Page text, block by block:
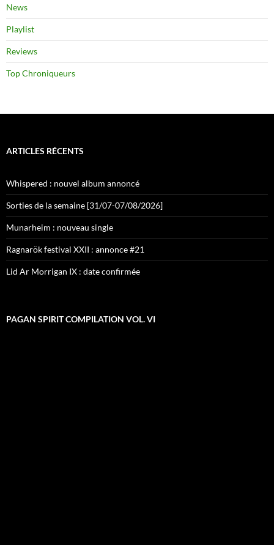
News
Playlist
Reviews
Top Chroniqueurs
ARTICLES RÉCENTS
Whispered : nouvel album annoncé
Sorties de la semaine [31/07-07/08/2026]
Munarheim : nouveau single
Ragnarök festival XXII : annonce #21
Lid Ar Morrigan IX : date confirmée
PAGAN SPIRIT COMPILATION VOL. VI